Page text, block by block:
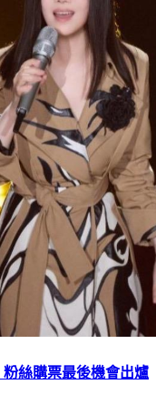
絲購票最後機會出爐